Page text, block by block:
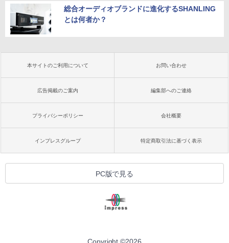
総合オーディオブランドに進化するSHANLING
とは何者か？
本サイトのご利用について お問い合わせ
広告掲載のご案内 編集部へのご連絡
プライバシーポリシー 会社概要
インプレスグループ 特定商取引法に基づく表示
PC版で見る